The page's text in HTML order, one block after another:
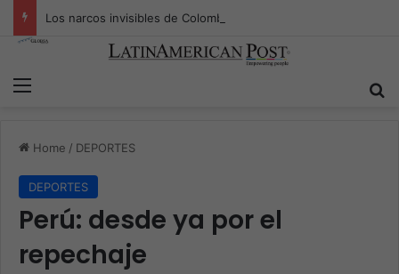
Home / DEPORTES
DEPORTES
Perú: desde ya por el
repechaje